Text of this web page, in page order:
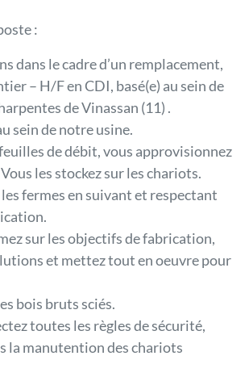
:
dans le cadre d’un remplacement,
– H/F en CDI, basé(e) au sein de
de Vinassan (11) .
sein de notre usine.
de débit, vous approvisionnez
les stockez sur les chariots.
fermes en suivant et respectant
sur les objectifs de fabrication,
et mettez tout en oeuvre pour
bois bruts sciés.
toutes les règles de sécurité,
la manutention des chariots